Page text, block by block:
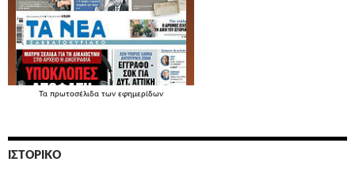
Τα πρωτοσέλιδα των εφημερίδων
ΙΣΤΟΡΙΚΌ